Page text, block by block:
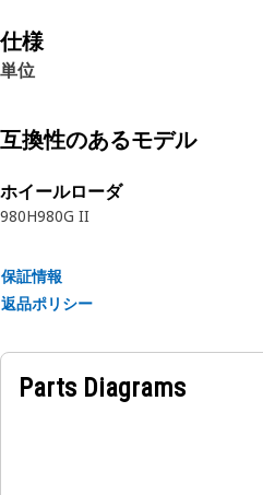
• 耐熱性
• 錫メッキ端子
詳細については、取扱説明書を
仕様
単位
互換性のあるモデル
ホイールローダ
980H980G II
保証情報
返品ポリシー
Parts Diagrams